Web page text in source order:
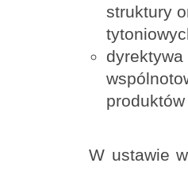
struktury
W ustawie